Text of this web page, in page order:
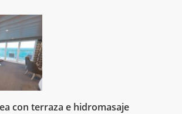
con terraza e hidromasaje